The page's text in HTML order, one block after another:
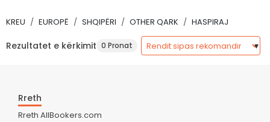
KREU EUROPË SHQIPËRI OTHER QARK HASPIRAJ
Rezultatet e kërkimit 0 Pronat
Rreth
Rreth AllBookers.com